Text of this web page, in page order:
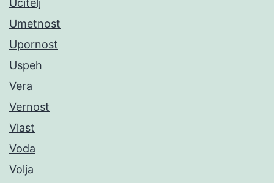
Učitelj
Umetnost
Upornost
Uspeh
Vera
Vernost
Vlast
Voda
Volja